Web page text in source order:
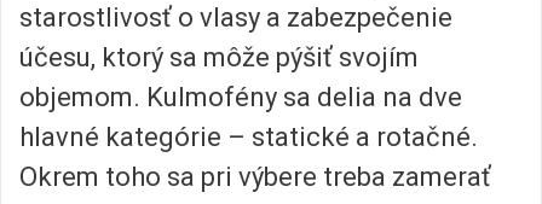
starostlivosť o vlasy a zabezpečenie
účesu, ktorý sa môže pýšiť svojím
objemom. Kulmofény sa delia na dve
hlavné kategórie – statické a rotačné.
Okrem toho sa pri výbere treba zamerať